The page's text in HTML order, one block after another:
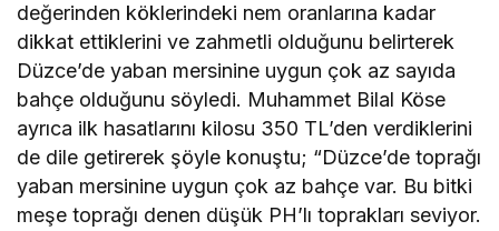
değerinden köklerindeki nem oranlarına kadar
dikkat ettiklerini ve zahmetli olduğunu belirterek
Düzce’de yaban mersinine uygun çok az sayıda
bahçe olduğunu söyledi. Muhammet Bilal Köse
ayrıca ilk hasatlarını kilosu 350 TL’den verdiklerini
de dile getirerek şöyle konuştu; “Düzce’de toprağı
yaban mersinine uygun çok az bahçe var. Bu bitki
meşe toprağı denen düşük PH’lı toprakları seviyor.